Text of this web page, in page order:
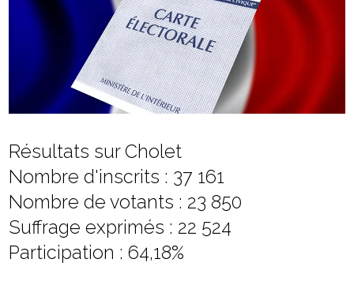
Résultats sur Cholet
Nombre d'inscrits : 37 161
Nombre de votants : 23 850
Suffrage exprimés : 22 524
Participation : 64,18%